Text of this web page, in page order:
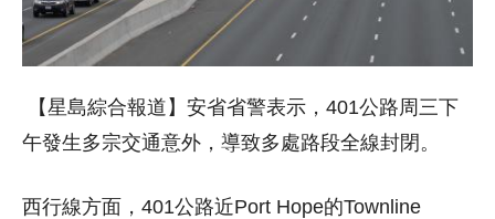
【星島綜合報道】安省省警表示，401公路周三下
午發生多宗交通意外，導致多處路段全線封閉。
西行線方面，401公路近Port Hope的Townline